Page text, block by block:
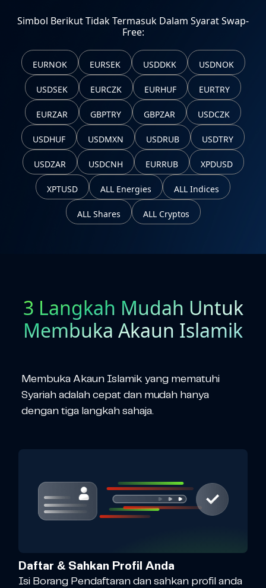
Simbol Berikut Tidak Termasuk Dalam Syarat Swap-
Free:
EURNOK EURSEK USDDKK USDNOK
USDSEK EURCZK EURHUF EURTRY
EURZAR GBPTRY GBPZAR USDCZK
USDHUF USDMXN USDRUB USDTRY
USDZAR USDCNH EURRUB XPDUSD
XPTUSD ALL Energies ALL Indices
ALL Shares ALL Cryptos
3 Langkah Mudah Untuk
Membuka Akaun Islamik
Membuka Akaun Islamik yang mematuhi
Syariah adalah cepat dan mudah hanya
dengan tiga langkah sahaja.
Daftar & Sahkan Profil Anda
Isi Borang Pendaftaran dan sahkan profil anda